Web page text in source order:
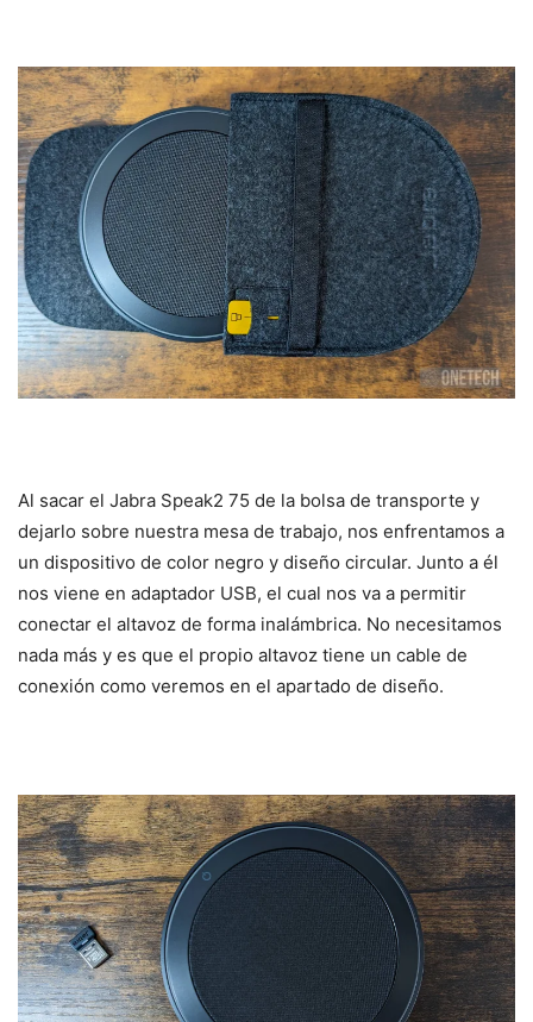
Al sacar el Jabra Speak2 75 de la bolsa de transporte y
dejarlo sobre nuestra mesa de trabajo, nos enfrentamos a
un dispositivo de color negro y diseño circular. Junto a él
nos viene en adaptador USB, el cual nos va a permitir
conectar el altavoz de forma inalámbrica. No necesitamos
nada más y es que el propio altavoz tiene un cable de
conexión como veremos en el apartado de diseño.